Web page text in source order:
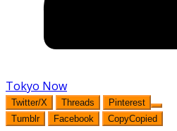
Tokyo Now
Twitter/X Threads
Pinterest
Tumblr
Facebook CopyCopied